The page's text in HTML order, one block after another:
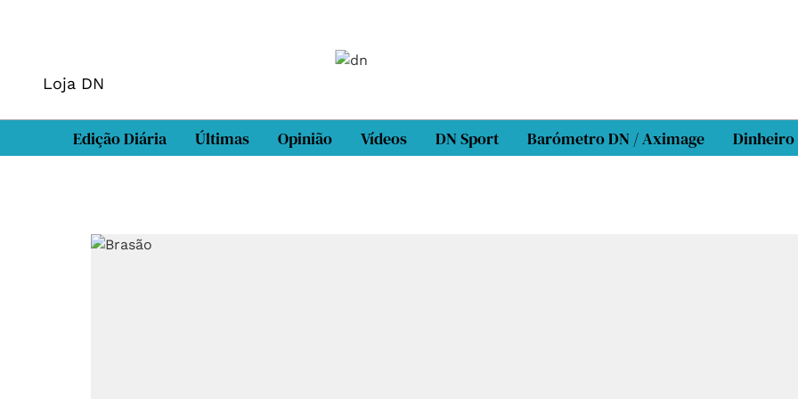
Loja DN
Edição Diária Últimas Opinião Vídeos DN Sport Barómetro DN / Aximage Dinheiro